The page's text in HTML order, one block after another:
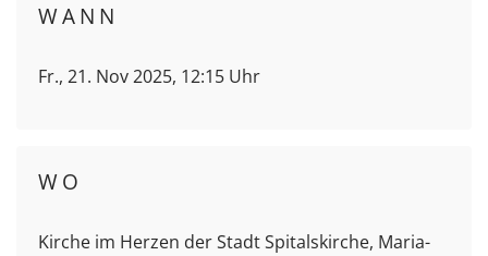
WANN
Fr., 21. Nov 2025, 12:15 Uhr
WO
Kirche im Herzen der Stadt Spitalskirche, Maria-